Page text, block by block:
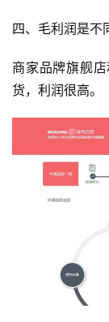
四、毛利润是不
商家品牌旗舰
货，利润很高。